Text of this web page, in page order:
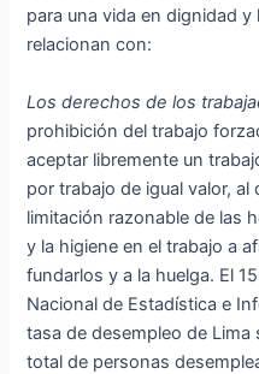
para una vida en dignidad
relacionan con:
Los derechos de los
prohibición del trabajo
aceptar libremente un
por trabajo de igual valor,
limitación razonable de las
y la higiene en el trabajo a
fundarlos y a la huelga. El
Nacional de Estadística e
tasa de desempleo de Lima
total de personas